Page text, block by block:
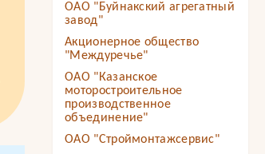
ОАО "Буйнакский агрегатный
завод"
Акционерное общество
"Междуречье"
ОАО "Казанское
моторостроительное
производственное
объединение"
ОАО "Строймонтажсервис"